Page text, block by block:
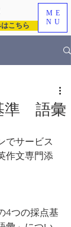
こちら
ME
NU
準 語彙
でサービス
作文専門添
4つの採点基